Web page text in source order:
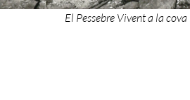
El Pessebre Vivent a la